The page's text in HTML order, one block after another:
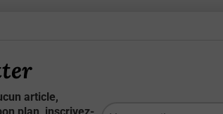
article,